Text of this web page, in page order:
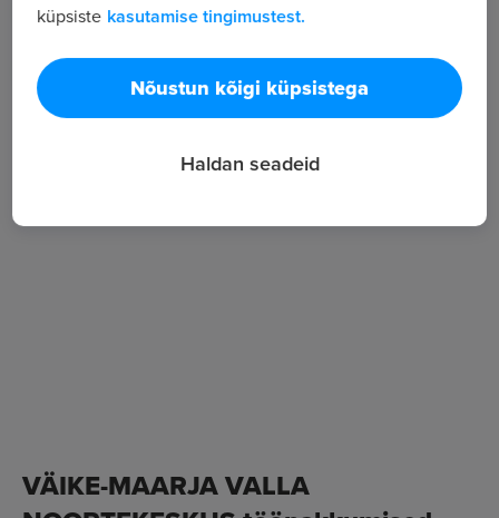
Töötajate arv
328
Vaatamised
VÄIKE-MAARJA VALLA
küpsiste kasutamise tingimustest.
Nõustun kõigi küpsistega
Haldan seadeid